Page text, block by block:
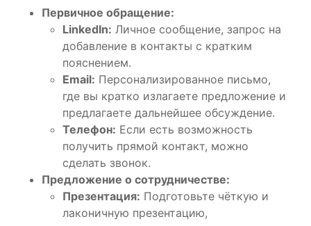
Первичное обращение:
LinkedIn: Личное сообщение, запрос на
добавление в контакты с кратким
пояснением.
Email: Персонализированное письмо,
где вы кратко излагаете предложение и
предлагаете дальнейшее обсуждение.
Телефон: Если есть возможность
получить прямой контакт, можно
сделать звонок.
Предложение о сотрудничестве:
Презентация: Подготовьте чёткую и
лаконичную презентацию,